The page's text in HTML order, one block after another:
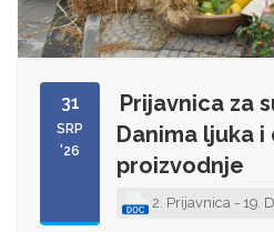
31
SRP
'26
Prijavnica za
Danima ljuka i
proizvodnje
2. Prijavnica - 19.